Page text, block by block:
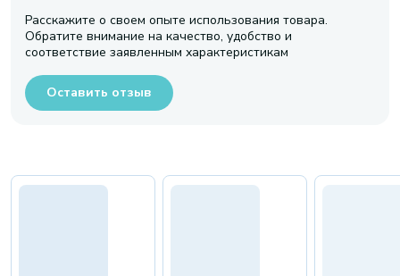
Расскажите о своем опыте использования товара.
Обратите внимание на качество, удобство и
соответствие заявленным характеристикам
Оставить отзыв